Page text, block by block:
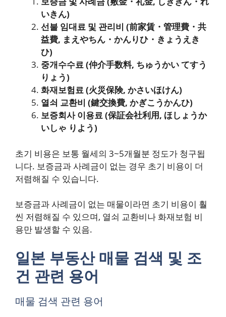
いきん)
선불 임대료 및 관리비 (前家賃・管理費・共
益費, まえやちん・かんりひ・きょうえき
ひ)
중개수수료 (仲介手数料, ちゅうかい てすう
りょう)
화재보험료 (火災保険, かさいほけん)
열쇠 교환비 (鍵交換費, かぎこうかんひ)
보증회사 이용료 (保証会社利用, ほしょうか
いしゃ りよう)
초기 비용은 보통 월세의 3~5개월분 정도가 청구됩
니다. 보증금과 사례금이 없는 경우 초기 비용이 더
저렴해질 수 있습니다.
보증금과 사례금이 없는 매물이라면 초기 비용이 훨
씬 저렴해질 수 있으며, 열쇠 교환비나 화재보험 비
용만 발생할 수 있음.
일본 부동산 매물 검색 및 조
건 관련 용어
매물 검색 관련 용어